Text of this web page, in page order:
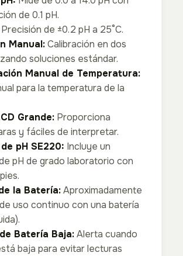
de 0.1 pH.
Precisión de ±0.2 pH a 25°C.
Manual:Calibración en dos
soluciones estándar.
Manual de Temperatura:
para la temperatura de la
Grande: Proporciona
y fáciles de interpretar.
pH SE220: Incluye un
pH de grado laboratorio con
la Batería:Aproximadamente
uso continuo con una batería
Batería Baja:Alerta cuando
baja para evitar lecturas